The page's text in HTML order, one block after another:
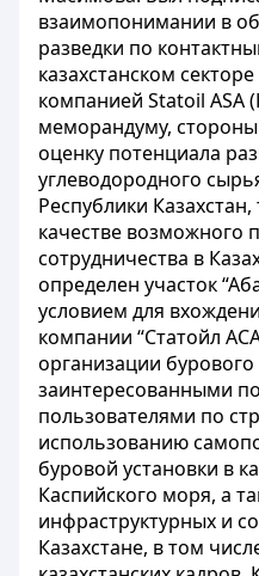
взаимопонимании в
разведки по
казахстанском
компанией Statoil ASA
меморандуму,
оценку потенциала
углеводородного
Республики Казахстан,
качестве возможного
сотрудничества в
определен участок
условием для
компании “Статойл
организации бурового
заинтересованными
пользователями по
использованию
буровой установки в
Каспийского моря, а
инфраструктурных и
Казахстане, в том